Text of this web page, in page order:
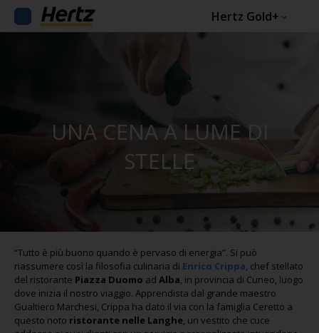
Hertz Gold+
UNA CENA A LUME DI
STELLE
“Tutto è più buono quando è pervaso di energia”. Si può
riassumere così la filosofia culinaria di Enrico Crippa, chef stellato
del ristorante Piazza Duomo ad Alba, in provincia di Cuneo, luogo
dove inizia il nostro viaggio. Apprendista dal grande maestro
Gualtiero Marchesi, Crippa ha dato il via con la famiglia Ceretto a
questo noto ristorante nelle Langhe, un vestito che cuce